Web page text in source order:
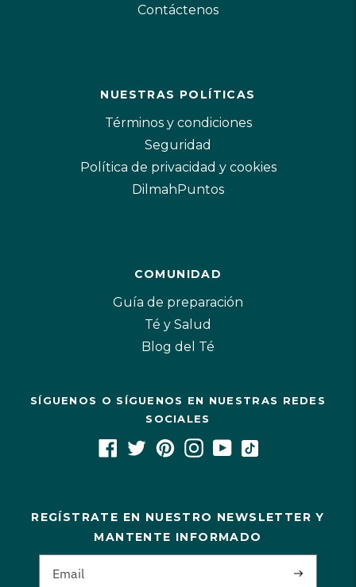
Contáctenos
NUESTRAS POLÍTICAS
Términos y condiciones
Seguridad
Política de privacidad y cookies
DilmahPuntos
COMUNIDAD
Guía de preparación
Té y Salud
Blog del Té
SÍGUENOS O SÍGUENOS EN NUESTRAS REDES
SOCIALES
REGÍSTRATE EN NUESTRO NEWSLETTER Y
MANTENTE INFORMADO